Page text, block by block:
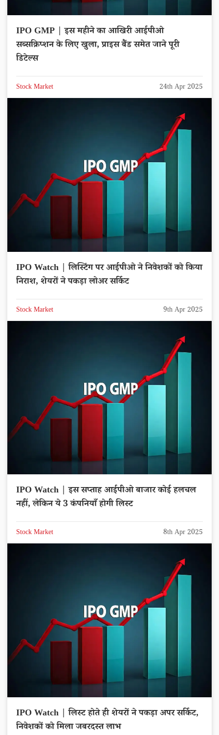
IPO GMP | इस महीने का आखिरी आईपीओ
सब्सक्रिप्शन के लिए खुला, प्राइस बैंड समेत जाने पूरी
डिटेल्स
Stock Market 24th Apr 2025
IPO Watch | लिस्टिंग पर आईपीओ ने निवेशकों को किया
निराश, शेयरों ने पकड़ा लोअर सर्किट
Stock Market 9th Apr 2025
IPO Watch | इस सप्ताह आईपीओ बाजार कोई हलचल
नहीं, लेकिन ये 3 कंपनियाँ होगी लिस्ट
Stock Market 8th Apr 2025
IPO Watch | लिस्ट होते ही शेयरों ने पकड़ा अपर सर्किट,
निवेशकों को मिला जबरदस्त लाभ